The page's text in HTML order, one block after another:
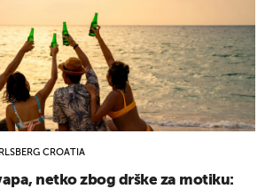
CROATIA
netko zbog drške za motiku: